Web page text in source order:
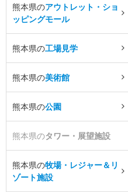
熊本県のアウトレット・ショ
ッピングモール
熊本県の工場見学
熊本県の美術館
熊本県の公園
熊本県のタワー・展望施設
熊本県の牧場・レジャー＆リ
ゾート施設